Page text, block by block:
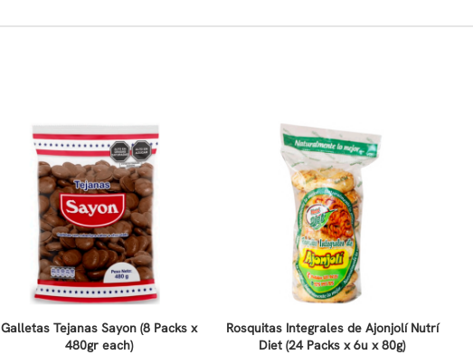
Galletas Tejanas Sayon (8 Packs x
480gr each)
Rosquitas Integrales de Ajonjolí Nutrí
Diet (24 Packs x 6u x 80g)